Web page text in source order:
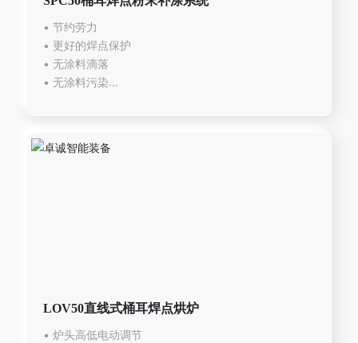
• 节约劳力
• 更好的焊点保护
• 无涂料滴落
• 无涂料污染
LOV50直线式桶耳焊点烘炉
• 炉头高低电动调节